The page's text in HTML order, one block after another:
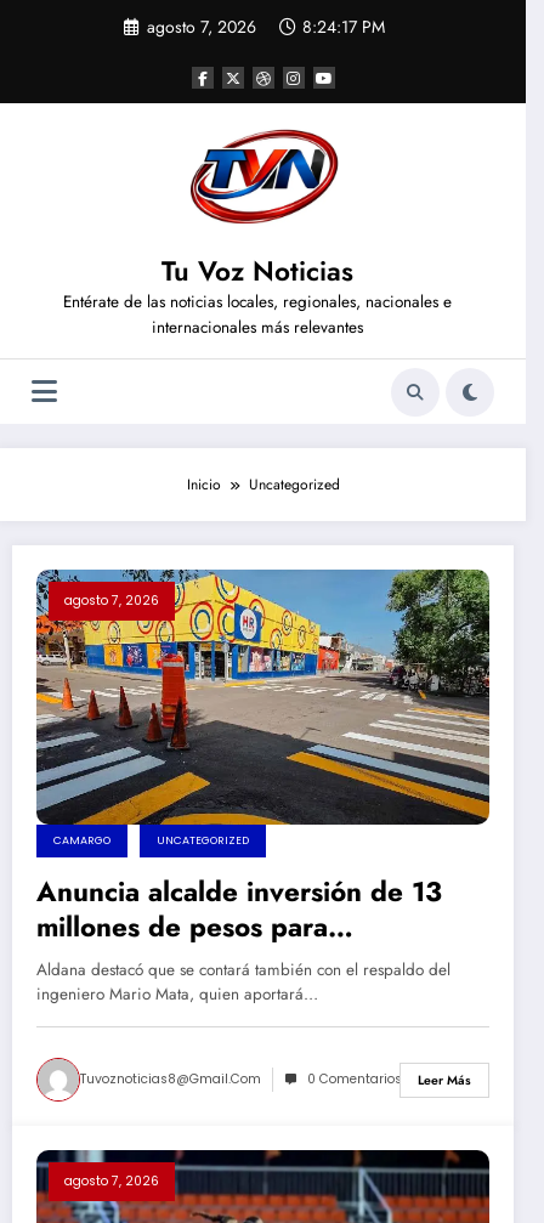
agosto 7, 2026 8:24:18 PM
Tu Voz Noticias
Entérate de las noticias locales, regionales, nacionales e
internacionales más relevantes
Inicio Uncategorized
agosto 7, 2026
CAMARGO UNCATEGORIZED
Anuncia alcalde inversión de 13
millones de pesos para
rehabilitación de calles en
Camargo
Aldana destacó que se contará también con el respaldo del
ingeniero Mario Mata, quien aportará…
Tuvoznoticias8@gmail.com 0 Comentarios Leer Más
agosto 7, 2026